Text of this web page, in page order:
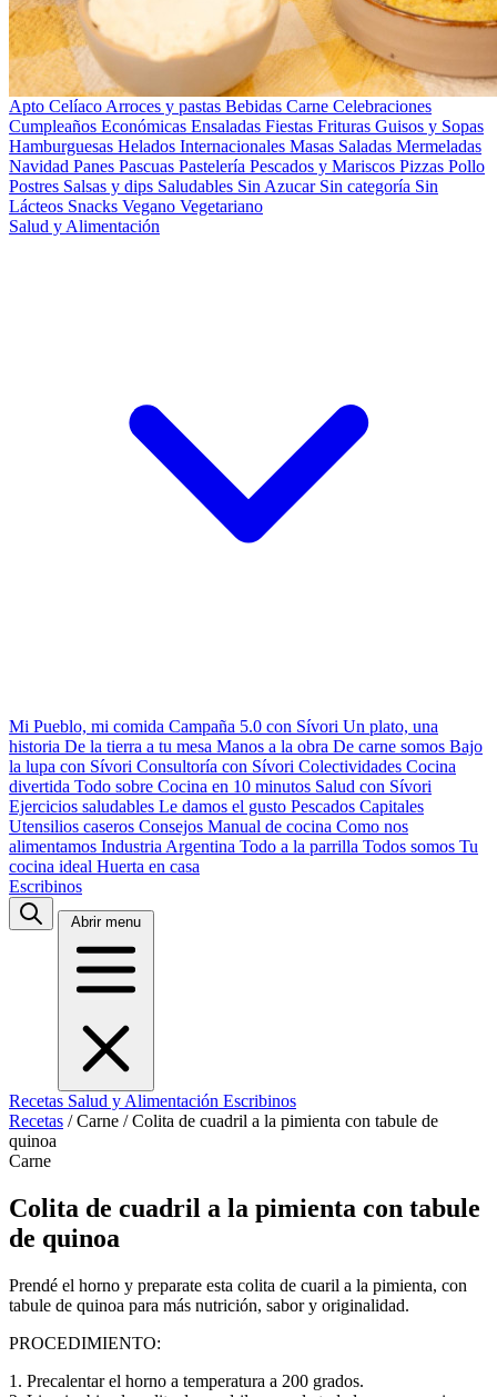
Apto Celíaco Arroces y pastas Bebidas Carne Celebraciones
Cumpleaños Económicas Ensaladas Fiestas Frituras Guisos y Sopas
Hamburguesas Helados Internacionales Masas Saladas Mermeladas
Navidad Panes Pascuas Pastelería Pescados y Mariscos Pizzas Pollo
Postres Salsas y dips Saludables Sin Azucar Sin categoría Sin
Lácteos Snacks Vegano Vegetariano
Salud y Alimentación
Mi Pueblo, mi comida Campaña 5.0 con Sívori Un plato, una
historia De la tierra a tu mesa Manos a la obra De carne somos Bajo
la lupa con Sívori Consultoría con Sívori Colectividades Cocina
divertida Todo sobre Cocina en 10 minutos Salud con Sívori
Ejercicios saludables Le damos el gusto Pescados Capitales
Utensilios caseros Consejos Manual de cocina Como nos
alimentamos Industria Argentina Todo a la parrilla Todos somos Tu
cocina ideal Huerta en casa
Escribinos
Abrir menu
Recetas Salud y Alimentación Escribinos
Recetas / Carne / Colita de cuadril a la pimienta con tabule de
quinoa
Carne
Colita de cuadril a la pimienta con tabule
de quinoa
Prendé el horno y preparate esta colita de cuaril a la pimienta, con
tabule de quinoa para más nutrición, sabor y originalidad.
PROCEDIMIENTO:
1. Precalentar el horno a temperatura a 200 grados.